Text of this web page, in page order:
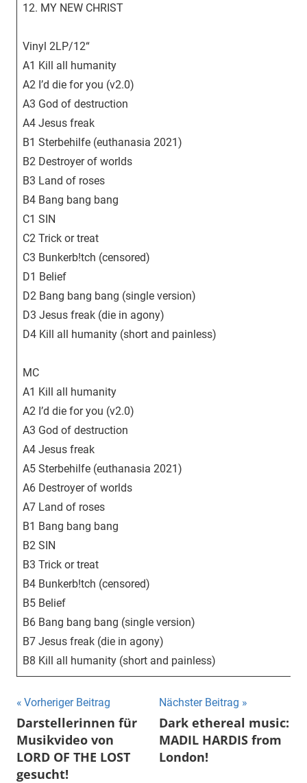
12. MY NEW CHRIST
Vinyl 2LP/12“
A1 Kill all humanity
A2 I’d die for you (v2.0)
A3 God of destruction
A4 Jesus freak
B1 Sterbehilfe (euthanasia 2021)
B2 Destroyer of worlds
B3 Land of roses
B4 Bang bang bang
C1 SIN
C2 Trick or treat
C3 Bunkerb!tch (censored)
D1 Belief
D2 Bang bang bang (single version)
D3 Jesus freak (die in agony)
D4 Kill all humanity (short and painless)
MC
A1 Kill all humanity
A2 I’d die for you (v2.0)
A3 God of destruction
A4 Jesus freak
A5 Sterbehilfe (euthanasia 2021)
A6 Destroyer of worlds
A7 Land of roses
B1 Bang bang bang
B2 SIN
B3 Trick or treat
B4 Bunkerb!tch (censored)
B5 Belief
B6 Bang bang bang (single version)
B7 Jesus freak (die in agony)
B8 Kill all humanity (short and painless)
Beitragsnavigation
Vorheriger Beitrag
Darstellerinnen für
Musikvideo von
LORD OF THE LOST
gesucht!
Nächster Beitrag
Dark ethereal music:
MADIL HARDIS from
London!